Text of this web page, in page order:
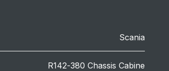
Scania
R142-380 Chassis Cabine